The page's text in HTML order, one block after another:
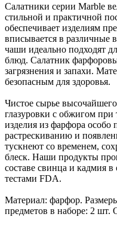
Салатники серии Marble
стильной и практичной
обеспечивает изделиям
вписывается в различные
чаши идеально подходят
блюд. Салатник
загрязнения и запахи.
безопасным для здоровья.
Чистое сырье
глазуровки с обжигом при
изделия из фарфора
растрескиванию и
тускнеют со временем,
блеск. Наши продукты
составе свинца и кадмия
тестами FDA.
Материал: фарфор.
предметов в наборе: 2 шт.